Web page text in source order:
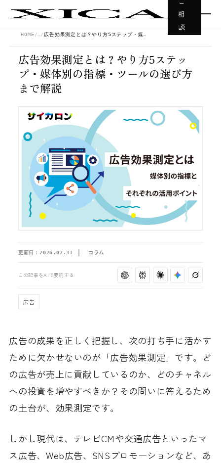
相
談
HOME
広告効果測定とは？やり方5ステッ
プ・媒体別の指標・ツールの選び方
まで解説
更新日： 2026.07.31 コラム
この記事をAIで要約する
広告
広告の成果を正しく把握し、次の打ち手に活かす
ために欠かせないのが「広告効果測定」です。ど
の広告が売上に貢献しているのか、どのチャネル
への投資を増やすべきか？その問いに答えるため
の土台が、効果測定です。
しかし現代は、テレビCMや交通広告といったマ
ス広告、Web広告、SNSプロモーションなど、あ